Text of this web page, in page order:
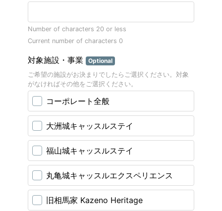
Number of characters 20 or less
Current number of characters 0
対象施設・事業 Optional
ご希望の施設がお決まりでしたらご選択ください。対象
がなければその他をご選択ください。
コーポレート全般
大洲城キャッスルステイ
福山城キャッスルステイ
丸亀城キャッスルエクスペリエンス
旧相馬家 Kazeno Heritage